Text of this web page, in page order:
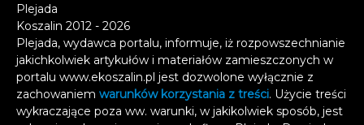
Plejada
Koszalin 2012 - 2026
Plejada, wydawca portalu, informuje, iż rozpowszechnianie
jakichkolwiek artykułów i materiałów zamieszczonych w
portalu www.ekoszalin.pl jest dozwolone wyłącznie z
zachowaniem warunków korzystania z treści. Użycie treści
wykraczające poza ww. warunki, w jakikolwiek sposób, jest